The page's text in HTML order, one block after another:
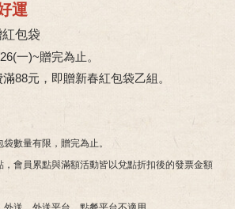
運
包袋
一)~贈完為止。
88元，即贈新春紅包袋乙組。
數量有限，贈完為止。
會員累點與滿額活動皆以兌點折扣後的發票金額